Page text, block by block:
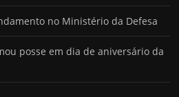
no Ministério da Defesa
posse em dia de aniversário da